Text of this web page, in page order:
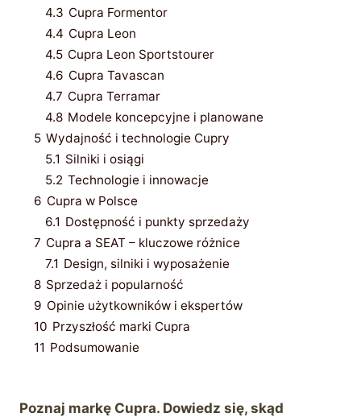
4.3 Cupra Formentor
4.4 Cupra Leon
4.5 Cupra Leon Sportstourer
4.6 Cupra Tavascan
4.7 Cupra Terramar
4.8 Modele koncepcyjne i planowane
5 Wydajność i technologie Cupry
5.1 Silniki i osiągi
5.2 Technologie i innowacje
6 Cupra w Polsce
6.1 Dostępność i punkty sprzedaży
7 Cupra a SEAT – kluczowe różnice
7.1 Design, silniki i wyposażenie
8 Sprzedaż i popularność
9 Opinie użytkowników i ekspertów
10 Przyszłość marki Cupra
11 Podsumowanie
Poznaj markę Cupra. Dowiedz się, skąd